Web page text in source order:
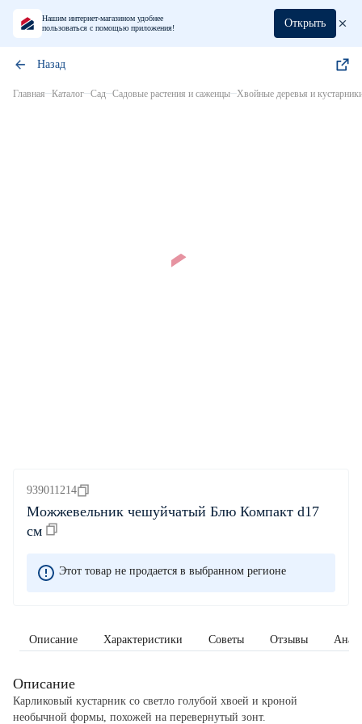
Нашим интернет-магазином удобнее
пользоваться с помощью приложения!
Открыть
Назад
Главная Каталог Сад Садовые растения и саженцы Хвойные деревья и
939011214
Можжевельник чешуйчатый Блю Компакт d17
см
Этот товар не продается в выбранном регионе
Описание Характеристики Советы Отзывы
Описание
Карликовый кустарник со светло голубой хвоей и кроной
необычной формы, похожей на перевернутый зонт.